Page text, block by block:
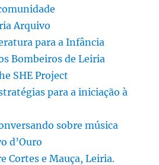
Arquivo
para a Infância
Bombeiros de Leiria
SHE Project
para a iniciação à
sobre música
d’Ouro
Cortes e Mauça, Leiria.